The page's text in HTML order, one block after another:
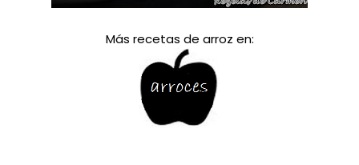
Más recetas de arroz en: